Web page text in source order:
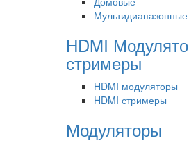
Мультидиапазонные
HDMI
стримеры
HDMI модуляторы
HDMI стримеры
Модуляторы